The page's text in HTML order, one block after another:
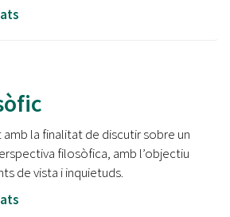
la finalitat de discutir sobre un
filosòfica, amb l’objectiu
de vista i inquietuds.